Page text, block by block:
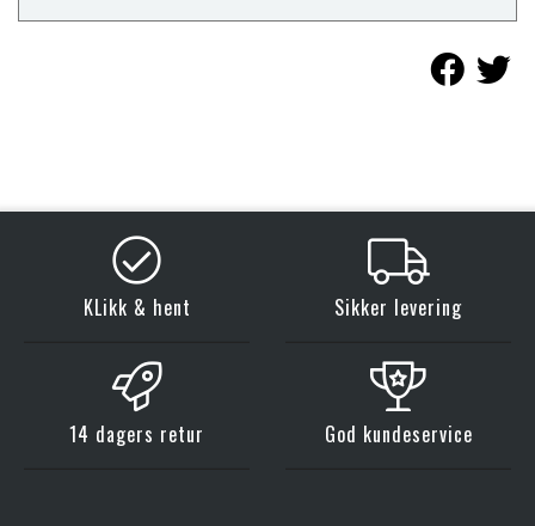
KLikk & hent Sikker levering
14 dagers retur God kundeservice